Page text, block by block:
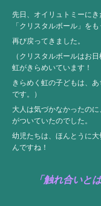
先日、オイリュトミーに
「クリスタルボール」をも
再び戻ってきました。
（クリスタルボールはお
虹がきらめいています！
きらめく虹の子どもは、
です。）
大人は気づかなかったの
がついていたのでした。
幼児たちは、ほんとうに
んですね！
「触れ合いと